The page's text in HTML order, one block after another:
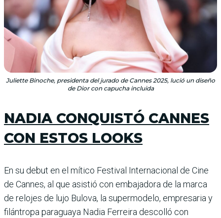
Juliette Binoche, presidenta del jurado de Cannes 2025, lució un diseño
de Dior con capucha incluida
NADIA CONQUISTÓ CANNES
CON ESTOS LOOKS
En su debut en el mítico Festival Internacional de Cine
de Cannes, al que asistió con embajadora de la marca
de relojes de lujo Bulova, la supermodelo, empresaria y
filántropa paraguaya Nadia Ferreira descolló con